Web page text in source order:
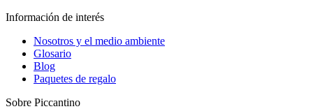
Información de interés
Nosotros y el medio ambiente
Glosario
Blog
Paquetes de regalo
Sobre Piccantino